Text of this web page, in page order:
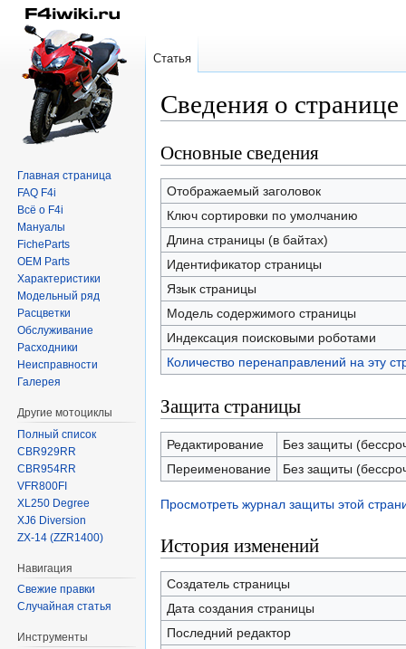
Сведения о
Перейти
к
навигации
Перейти
к
поиску
Основные сведения
Отображаемый заголовок
Ключ сортировки по умолчанию
Длина страницы (в байтах)
Идентификатор страницы
Язык страницы
Модель содержимого страницы
Индексация поисковыми роботами
Количество перенаправлений на эту
Защита страницы
Редактирование
Без защиты
Переименование
Без защиты
Просмотреть журнал защиты этой
История изменений
Создатель страницы
Дата создания страницы
Последний редактор
Статья
Главная страница
FAQ F4i
Всё о F4i
Мануалы
FicheParts
OEM Parts
Характеристики
Модельный ряд
Расцветки
Обслуживание
Расходники
Неисправности
Галерея
Другие мотоциклы
Полный список
CBR929RR
CBR954RR
VFR800FI
XL250 Degree
XJ6 Diversion
ZX-14 (ZZR1400)
Навигация
Свежие правки
Случайная статья
Инструменты